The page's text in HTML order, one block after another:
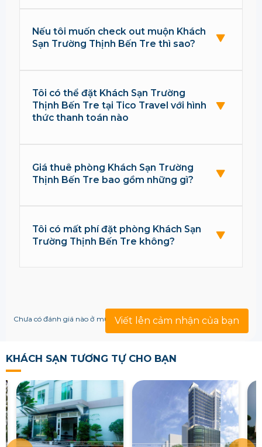
Nếu tôi muốn check out muộn Khách
Sạn Trường Thịnh Bến Tre thì sao?
Tôi có thể đặt Khách Sạn Trường
Thịnh Bến Tre tại Tico Travel với hình
thức thanh toán nào
Giá thuê phòng Khách Sạn Trường
Thịnh Bến Tre bao gồm những gì?
Tôi có mất phí đặt phòng Khách Sạn
Trường Thịnh Bến Tre không?
Viết lên cảm nhận của bạn
Chưa có đánh giá nào ở mục này!
KHÁCH SẠN TƯƠNG TỰ CHO BẠN